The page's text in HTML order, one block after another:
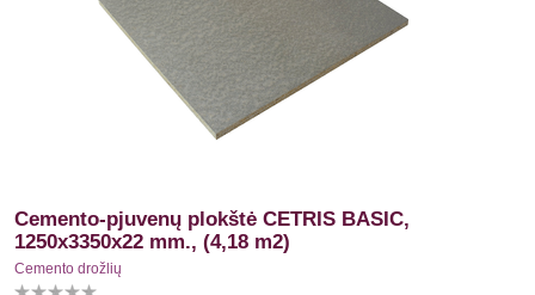
Cemento-pjuvenų plokštė CETRIS BASIC,
1250x3350x22 mm., (4,18 m2)
Cemento drožlių